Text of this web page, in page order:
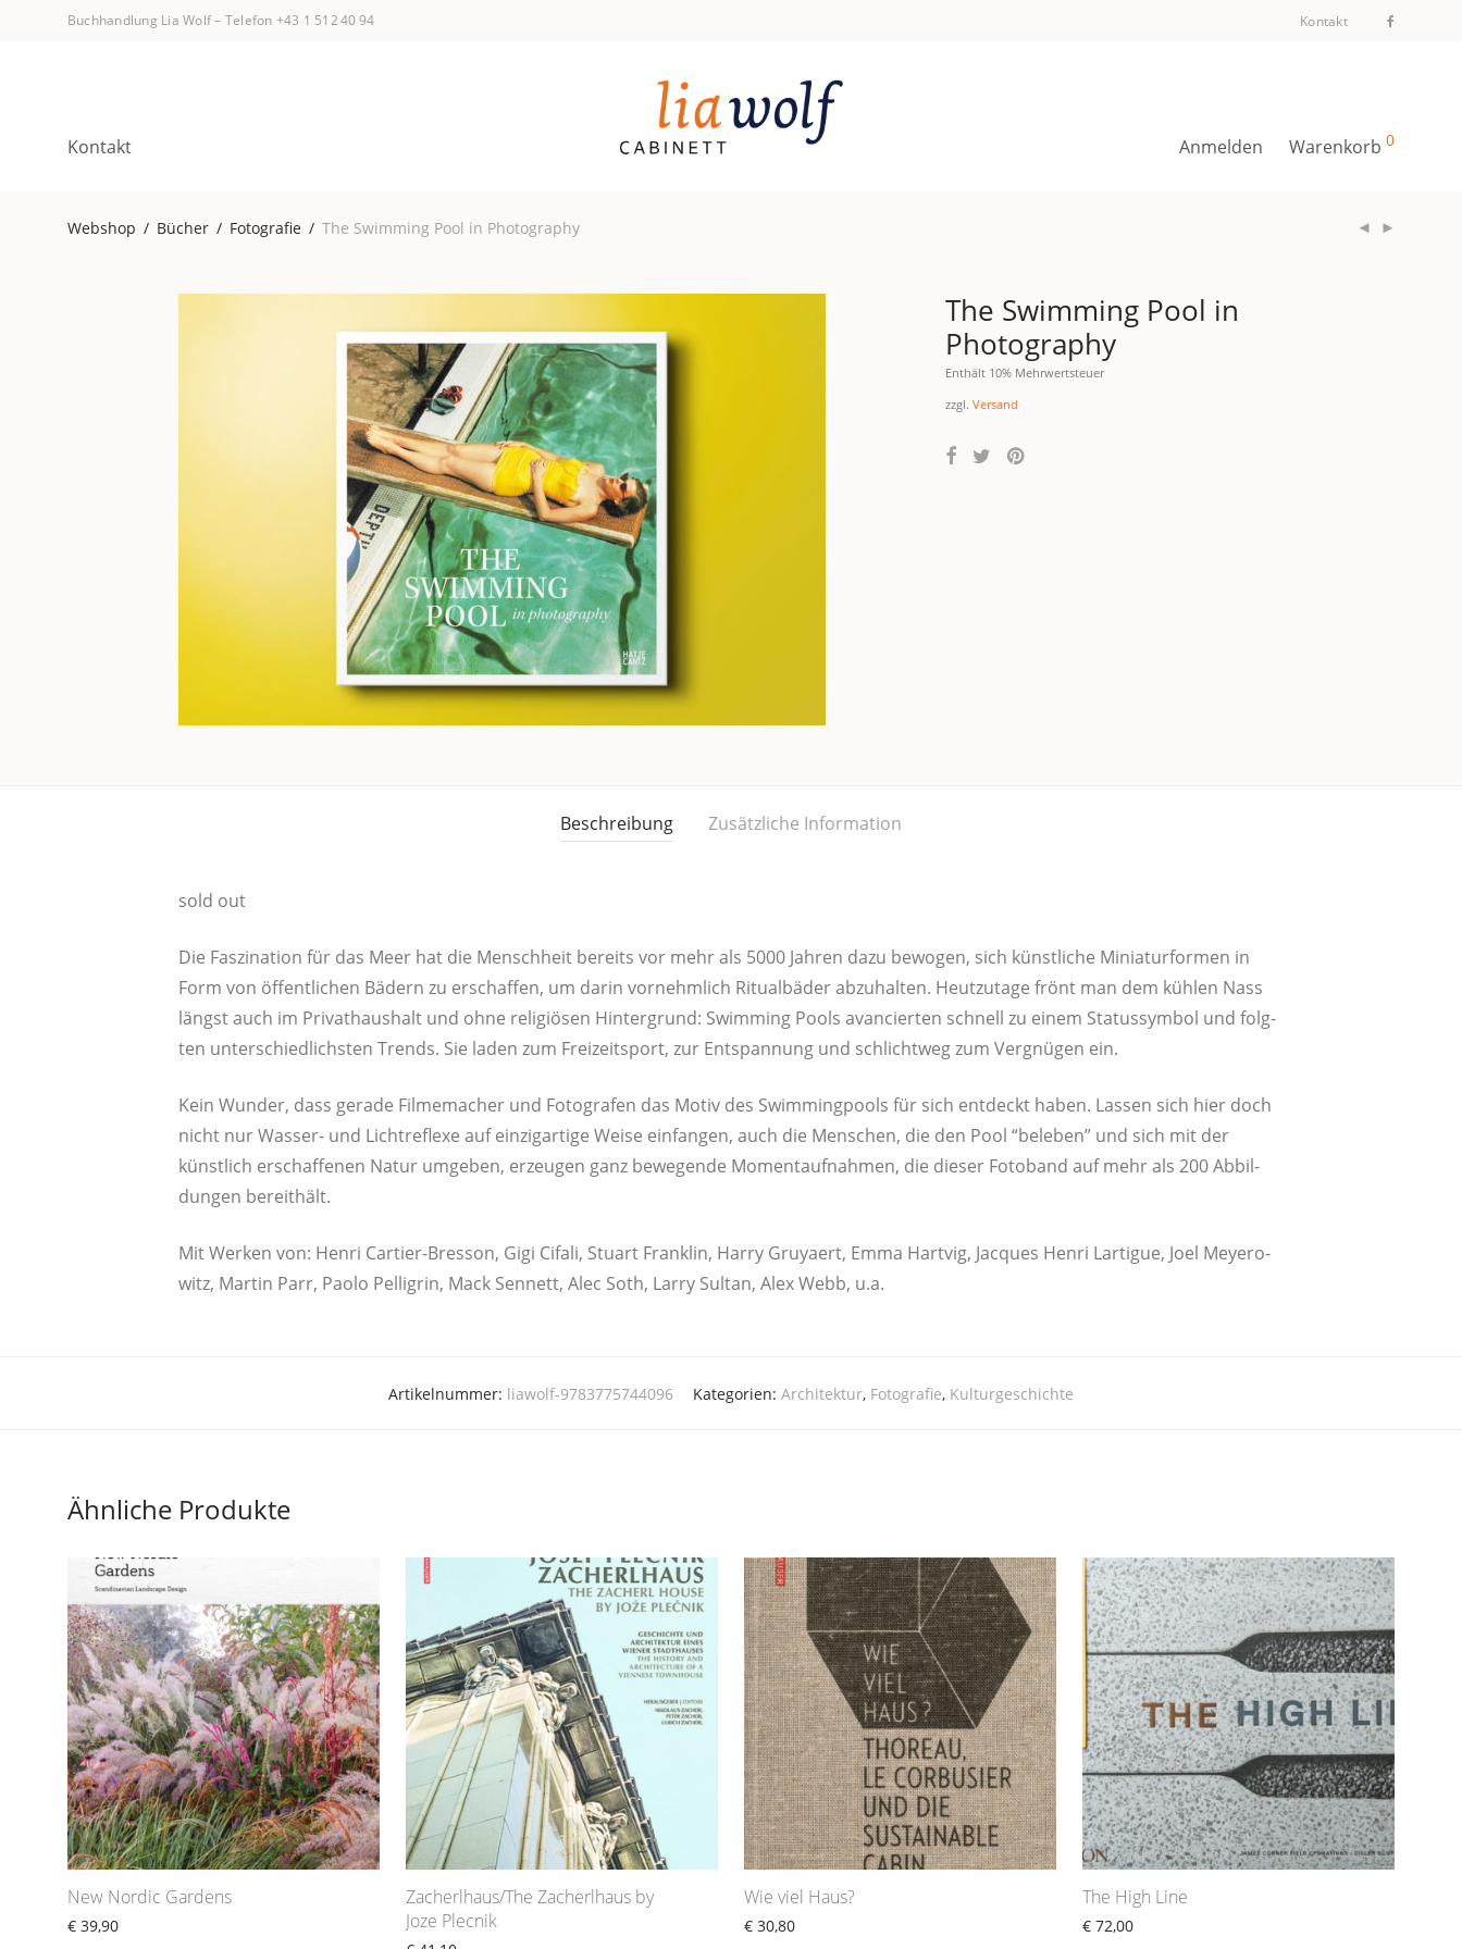
Buchhandlung Lia Wolf– Telefon +43 1 512 40 94 Kontakt
Kontakt Anmelden Warenkorb 0
Webshop / Bücher / Fotografie / The Swimming Pool in Photography
The Swimming Pool in
Photography
Enthält 10% Mehrwertsteuer
zzgl. Versand
Beschreibung Zusätzliche Information
sold out
Die Fas­zi­na­ti­on für das Meer hat die Mensch­heit bereits vor mehr als 5000 Jah­ren dazu bewo­gen, sich künst­li­che Minia­tur­for­men in
Form von öffent­li­chen Bädern zu erschaf­fen, um dar­in vor­nehm­lich Ritu­al­bä­der abzu­hal­ten. Heut­zu­ta­ge frönt man dem küh­len Nass
längst auch im Pri­vat­haus­halt und ohne reli­giö­sen Hin­ter­grund: Swim­ming Pools avan­cier­ten schnell zu einem Sta­tus­sym­bol und folg­
ten unter­schied­lichs­ten Trends. Sie laden zum Frei­zeit­sport, zur Ent­span­nung und schlicht­weg zum Ver­gnü­gen ein.
Kein Wun­der, dass gera­de Fil­me­ma­cher und Foto­gra­fen das Motiv des Swim­ming­pools für sich ent­deckt haben. Las­sen sich hier doch
nicht nur Was­ser- und Licht­re­fle­xe auf ein­zig­ar­ti­ge Wei­se ein­fan­gen, auch die Men­schen, die den Pool “bele­ben” und sich mit der
künst­lich erschaf­fe­nen Natur umge­ben, erzeu­gen ganz bewe­gen­de Moment­auf­nah­men, die die­ser Foto­band auf mehr als 200 Abbil­
dun­gen bereithält.
Mit Wer­ken von: Hen­ri Car­tier-Bres­son, Gigi Cifa­li, Stuart Fran­k­lin, Har­ry Gru­ya­ert, Emma Hart­vig, Jac­ques Hen­ri Lar­ti­gue, Joel Mey­e­ro­
witz, Mar­tin Parr, Pao­lo Pel­li­grin, Mack Sen­nett, Alec Soth, Lar­ry Sul­tan, Alex Webb, u.a.
Artikelnummer: liawolf-9783775744096 Kategorien: Architektur, Fotografie, Kulturgeschichte
Ähnliche Produkte
New Nordic Gardens
€ 39,90
Zacherlhaus/The Zacherlhaus by
Joze Plecnik
Wie viel Haus?
€ 30,80
The High Line
€ 72,00